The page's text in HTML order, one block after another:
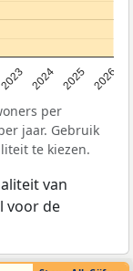
2023 2024 2025 2026
per
jaar. Gebruik
te kiezen.
van
voor de